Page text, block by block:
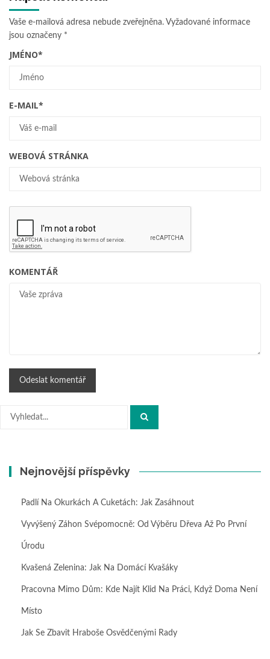
Vaše e-mailová adresa nebude zveřejněna. Vyžadované informace
jsou označeny *
JMÉNO*
E-MAIL*
WEBOVÁ STRÁNKA
KOMENTÁŘ
Hledat:
Nejnovější příspěvky
Padlí Na Okurkách A Cuketách: Jak Zasáhnout
Vyvýšený Záhon Svépomocně: Od Výběru Dřeva Až Po První
Úrodu
Kvašená Zelenina: Jak Na Domácí Kvašáky
Pracovna Mimo Dům: Kde Najít Klid Na Práci, Když Doma Není
Místo
Jak Se Zbavit Hraboše Osvědčenými Rady